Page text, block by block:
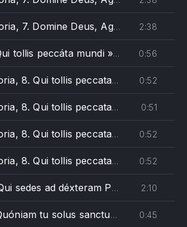
7. Domine Deus, Agnus Dei - Vivaldi (basso, battuta 10) 2:38
tollis peccáta mundi » — Antonio
0:56
8. Qui tollis peccata mundi - Vivaldi (soprano) 0:52
8. Qui tollis peccata mundi - Vivaldi (alto) 0:51
8. Qui tollis peccata mundi - Vivaldi (tenore) 0:52
8. Qui tollis peccata mundi - Vivaldi (basso) 0:52
sedes ad déxteram Patris » — Antonio
2:10
tu solus sanctus » — Antonio
0:45